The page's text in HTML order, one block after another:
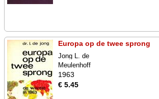
Europa op de twee sprong
Jong L. de
Meulenhoff
1963
€ 5.45